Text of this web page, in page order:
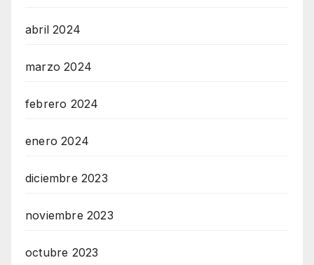
abril 2024
marzo 2024
febrero 2024
enero 2024
diciembre 2023
noviembre 2023
octubre 2023